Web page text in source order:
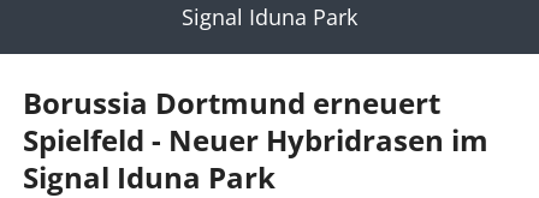
Signal Iduna Park
Borussia Dortmund erneuert
Spielfeld - Neuer Hybridrasen im
Signal Iduna Park